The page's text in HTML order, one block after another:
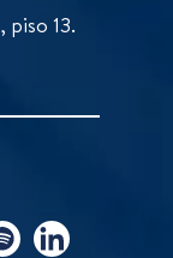
, piso 13.